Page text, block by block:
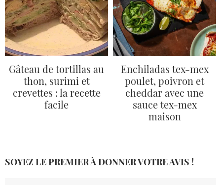
Gâteau de tortillas au
thon, surimi et
crevettes : la recette
facile
Enchiladas tex-mex
poulet, poivron et
cheddar avec une
sauce tex-mex
maison
SOYEZ LE PREMIER À DONNER VOTRE AVIS !